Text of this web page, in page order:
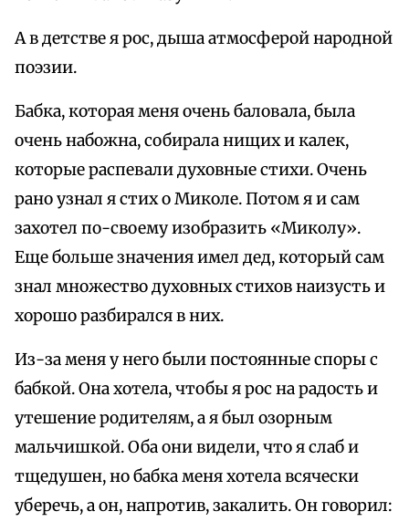
А в детстве я рос, дыша атмосферой народной
поэзии.
Бабка, которая меня очень баловала, была
очень набожна, собирала нищих и калек,
которые распевали духовные стихи. Очень
рано узнал я стих о Миколе. Потом я и сам
захотел по-своему изобразить «Миколу».
Еще больше значения имел дед, который сам
знал множество духовных стихов наизусть и
хорошо разбирался в них.
Из-за меня у него были постоянные споры с
бабкой. Она хотела, чтобы я рос на радость и
утешение родителям, а я был озорным
мальчишкой. Оба они видели, что я слаб и
тщедушен, но бабка меня хотела всячески
уберечь, а он, напротив, закалить. Он говорил: